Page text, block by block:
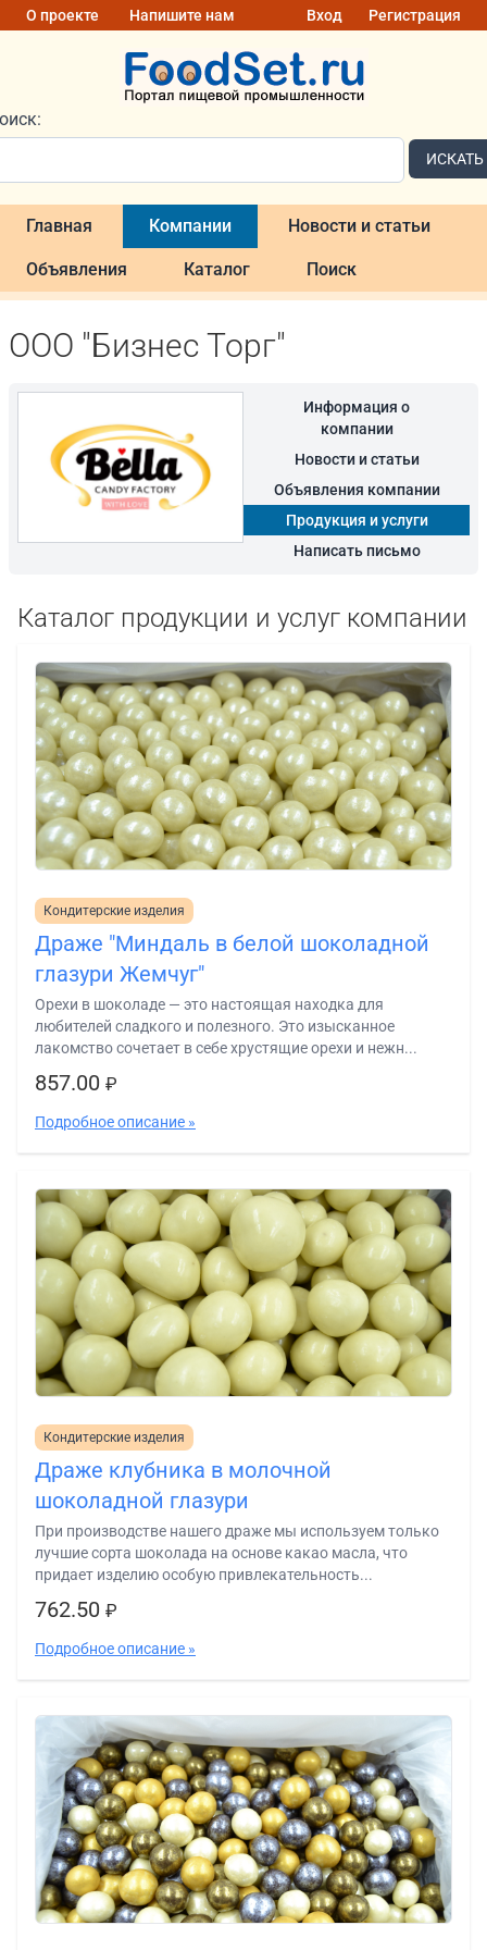
О проекте Напишите нам Вход Регистрация
ИСКАТЬ
Главная Компании Новости и статьи
Объявления Каталог Поиск
ООО "Бизнес Торг"
Информация о
компании
Новости и статьи
Объявления компании
Продукция и услуги
Написать письмо
Каталог продукции и услуг компании
Кондитерские изделия
Драже "Миндаль в белой шоколадной
глазури Жемчуг"
Орехи в шоколаде — это настоящая находка для
любителей сладкого и полезного. Это изысканное
лакомство сочетает в себе хрустящие орехи и нежн...
857.00 ₽
Подробное описание »
Кондитерские изделия
Драже клубника в молочной
шоколадной глазури
При производстве нашего драже мы используем только
лучшие сорта шоколада на основе какао масла, что
придает изделию особую привлекательность...
762.50 ₽
Подробное описание »